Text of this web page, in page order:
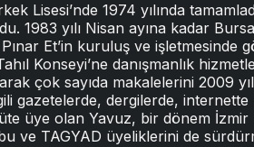
Lisesi’nde 1974 yılında
1983 yılı Nisan ayına kadar
Et’in kuruluş ve işletmesinde
Konseyi’ne danışmanlık
çok sayıda makalelerini 2009
gazetelerde, dergilerde, internette
üye olan Yavuz, bir dönem İzmir
ve TAGYAD üyeliklerini de